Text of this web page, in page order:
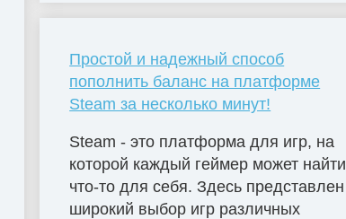
Простой и надежный способ
пополнить баланс на платформе
Steam за несколько минут!
Steam - это платформа для игр, на
которой каждый геймер может найти
что-то для себя. Здесь представлен
широкий выбор игр различных